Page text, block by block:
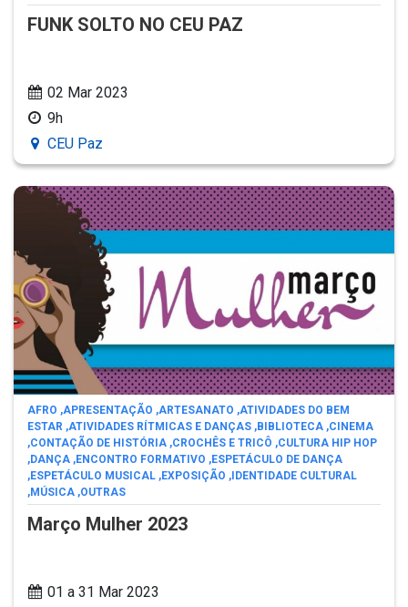
FUNK SOLTO NO CEU PAZ
02 Mar 2023
9h
CEU Paz
AFRO ,APRESENTAÇÃO ,ARTESANATO ,ATIVIDADES DO BEM
ESTAR ,ATIVIDADES RÍTMICAS E DANÇAS ,BIBLIOTECA ,CINEMA
,CONTAÇÃO DE HISTÓRIA ,CROCHÊS E TRICÔ ,CULTURA HIP HOP
,DANÇA ,ENCONTRO FORMATIVO ,ESPETÁCULO DE DANÇA
,ESPETÁCULO MUSICAL ,EXPOSIÇÃO ,IDENTIDADE CULTURAL
,MÚSICA ,OUTRAS
Março Mulher 2023
01 a 31 Mar 2023